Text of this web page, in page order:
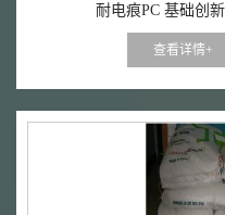
耐电痕PC 基础创
查看详情+